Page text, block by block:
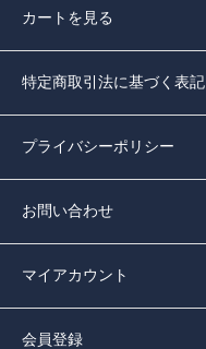
カートを見る
特定商取引法に基づく表記
プライバシーポリシー
お問い合わせ
マイアカウント
会員登録